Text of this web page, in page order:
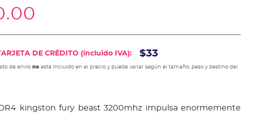
DE CRÉDITO (incluido IVA): $33
de envío noestá incluido en el precio y puede variar según el tamaño, peso y destino del
kingston fury beast 3200mhz impulsa enormemente